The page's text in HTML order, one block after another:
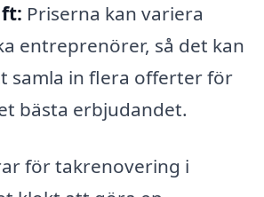
Priserna kan variera
entreprenörer, så det kan
samla in flera offerter för
bästa erbjudandet.
för takrenovering i